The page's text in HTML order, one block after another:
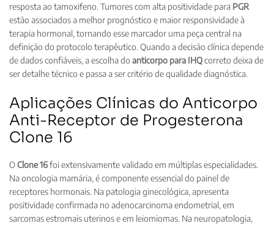
resposta ao tamoxifeno. Tumores com alta positividade para PGR
estão associados a melhor prognóstico e maior responsividade à
terapia hormonal, tornando esse marcador uma peça central na
definição do protocolo terapêutico. Quando a decisão clínica depende
de dados confiáveis, a escolha do anticorpo para IHQcorreto deixa de
ser detalhe técnico e passa a ser critério de qualidade diagnóstica.
Aplicações Clínicas do Anticorpo
Anti-Receptor de Progesterona
Clone 16
OClone 16foi extensivamente validado em múltiplas especialidades.
Na oncologia mamária, é componente essencial do painel de
receptores hormonais. Na patologia ginecológica, apresenta
positividade confirmada no adenocarcinoma endometrial, em
sarcomas estromais uterinos e em leiomiomas. Na neuropatologia,